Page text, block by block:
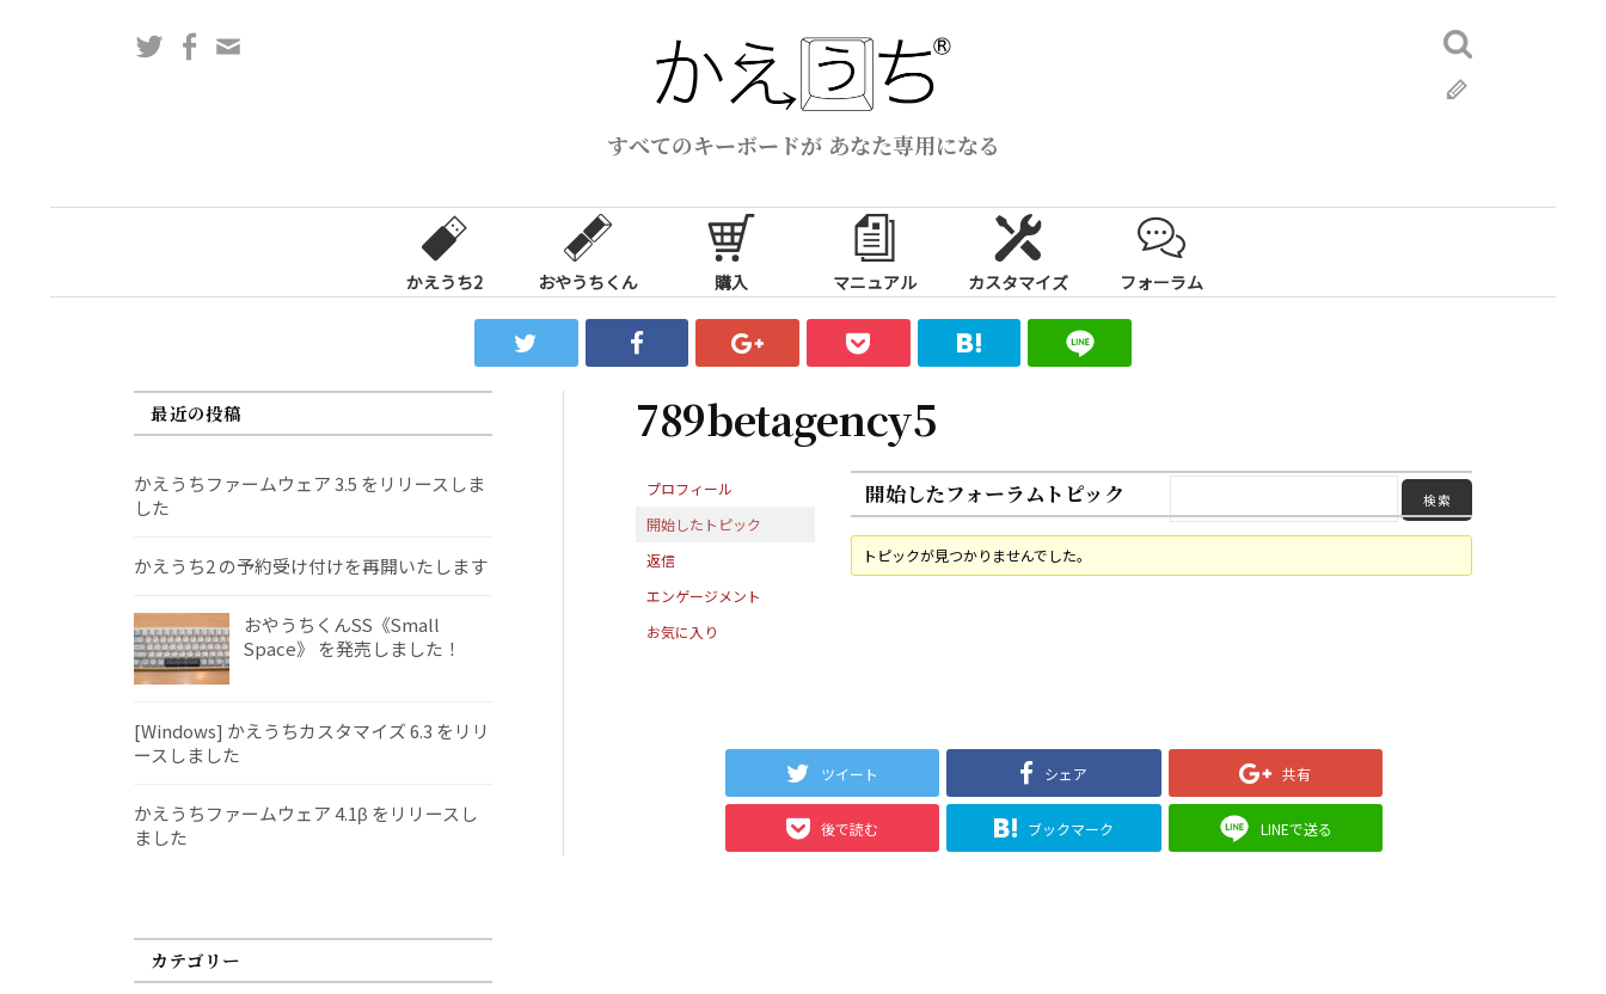
ス
すべてのキーボードが あなた専用になる
TwitterFacebook
検
索:
かえうち2 おやうちくん 購入 マニュアル カスタマイズ フォーラム
789betagency5
プロフィール
開始したトピック
返信
エンゲージメント
お気に入り
開始したフォーラムトピック
トピックが見つかりませんでした。
ツイート シェア 共有
後で読む ブックマーク LINEで送る
最近の投稿
かえうちファームウェア 3.5 をリリースしま
した
かえうち2 の予約受け付けを再開いたします
おやうちくんSS《Small
Space》 を発売しました！
[Windows] かえうちカスタマイズ 6.3 をリリ
ースしました
かえうちファームウェア 4.1β をリリースし
ました
カテゴリー